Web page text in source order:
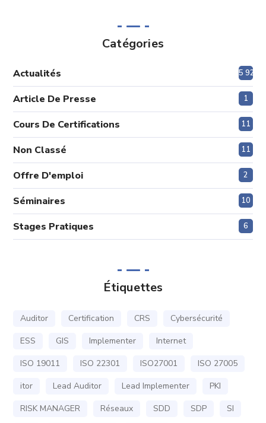
Catégories
Actualités 5 920
Article De Presse 1
Cours De Certifications 11
Non Classé 11
Offre D'emploi 2
Séminaires 10
Stages Pratiques 6
Étiquettes
Auditor Certification CRS
Cybersécurité
ESS
GIS Implementer
Internet
ISO 19011
ISO 22301 ISO27001
ISO 27005
itor
Lead Auditor Lead Implementer
PKI
RISK MANAGER
Réseaux SDD SDP
SI